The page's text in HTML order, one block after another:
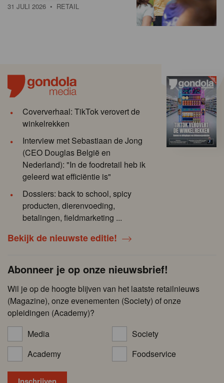
31 JULI 2026 • RETAIL
Coververhaal: TikTok verovert de
winkelrekken
Interview met Sebastiaan de Jong
(CEO Douglas België en
Nederland): "In de foodretail heb ik
geleerd wat efficiëntie is"
Dossiers: back to school, spicy
producten, dierenvoeding,
betalingen, fieldmarketing ...
Bekijk de nieuwste editie!
Abonneer je op onze nieuwsbrief!
Wil je op de hoogte blijven van het laatste retailnieuws
(Magazine), onze evenementen (Society) of onze
opleidingen (Academy)?
Media
Society
Academy
Foodservice